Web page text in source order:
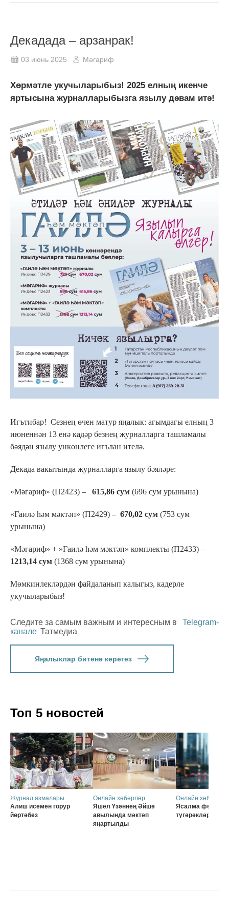
Декадада – арзанрак!
03 июнь 2025 Мәгариф
Хөрмәтле укучыларыбыз! 2025 елның икенче
яртысына журналларыбызга язылу дәвам итә!
Игътибар! Сезнең өчен матур яңалык: агымдагы елның 3
июненнән 13 енә кадәр безнең журналларга ташламалы
бәядән язылу ункөнлеге игълан ителә.
Декада вакытында журналларга язылу бәяләре:
»Мәгариф» (П2423) – 615,86 сум (696 сум урынына)
«Гаилә һәм мәктәп» (П2429) – 670,02 сум (753 сум
урынына)
«Мәгариф» + »Гаилә һәм мәктәп» комплекты (П2433) –
1213,14 сум (1368 сум урынына)
Мөмкинлекләрдән файдаланып калыгыз, кадерле
укучыларыбыз!
Следите за самым важным и интересным в
Telegram-
канале Татмедиа
Яңалыклар битенә керегез
Топ 5 новостей
Журнал язмалары
Алиш исемен горур
йөртәбез
Онлайн хәбәрләр
Яшел Үзәннең Әйшә
авылында мәктәп
яңартылды
Онлайн хәбәрләр
Ясалма фәһем
түгәрәкләр